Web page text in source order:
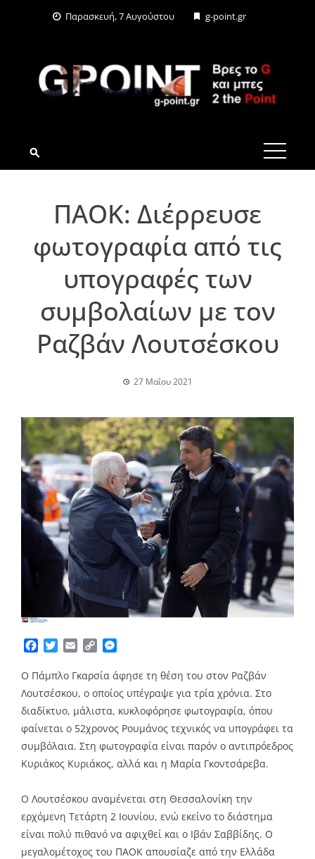
Παρασκευή, 7 Αυγούστου g-point.gr
G-POINT.GR
ΠΑΟΚ: Διέρρευσε
φωτογραφία από τις
υπογραφές των
συμβολαίων με τον
Ραζβάν Λουτσέσκου
27 Μαΐου 2021
Facebook
TwitterEmailCopy
Ο Πάμπλο Γκαρσία άφησε τη θέση του στον Ραζβάν
Λουτσέσκου, ο οποίος υπέγραψε για τρία χρόνια. Στο
διαδίκτυο, μάλιστα, κυκλοφόρησε φωτογραφία, όπου
φαίνεται ο 52χρονος Ρουμάνος τεχνικός να υπογράφει τα
συμβόλαια. Στη φωτογραφία είναι παρόν ο αντιπρόεδρος
Κυριάκος Κυριάκος, αλλά και η Μαρία Γκοντσάρεβα.
Ο Λουτσέσκου αναμένεται στη Θεσσαλονίκη την
ερχόμενη Τετάρτη 2 Ιουνίου, ενώ εκείνο το διάστημα
είναι πολύ πιθανό να αφιχθεί και ο Ιβάν Σαββίδης. Ο
μεγαλομέτοχος του ΠΑΟΚ απουσίαζε από την Ελλάδα